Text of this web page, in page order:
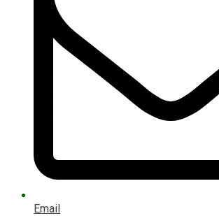
Email